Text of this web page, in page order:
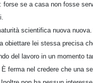
forse se a casa non fosse
scientifica nuova
obiettare lei stessa precisa
del lavoro in un momento
ferma nel credere che una